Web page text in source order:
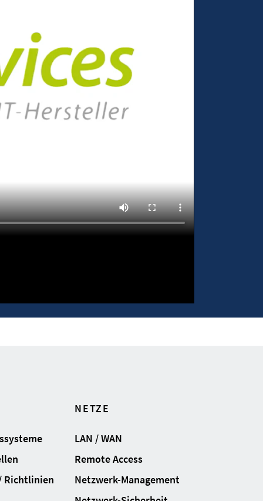
Richtlinien
NETZE
LAN / WAN
Remote Access
Netzwerk-Management